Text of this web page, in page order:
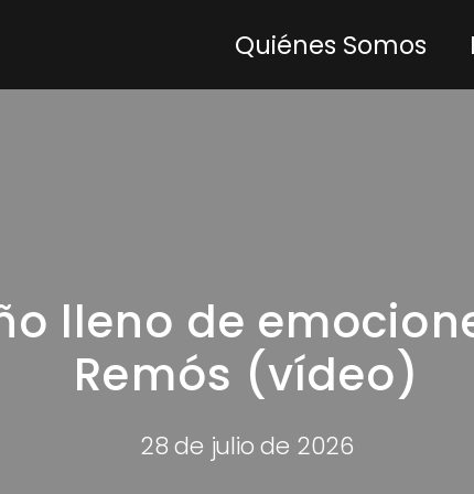
Quiénes Somos
lleno de
Remós (vídeo)
28 de julio de 2026